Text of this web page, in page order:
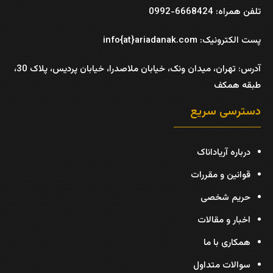
تلفن همراه: 6668424-0992
پست الکترونیک: info{at}ariadanak.com
آدرس:
تهران، میدان ونک، خیابان ملاصدرا، خیابان پردیس، پلاک 30،
طبقه همکف
دسترسی سریع
درباره آریاداناک
قوانین و مقررات
حریم شخصی
اخبار و مقالات
همکاری با ما
سوالات متداول